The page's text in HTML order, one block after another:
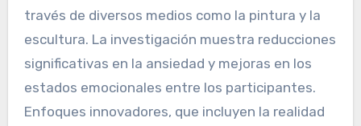
través de diversos medios como la pintura y la
escultura. La investigación muestra reducciones
significativas en la ansiedad y mejoras en los
estados emocionales entre los participantes.
Enfoques innovadores, que incluyen la realidad